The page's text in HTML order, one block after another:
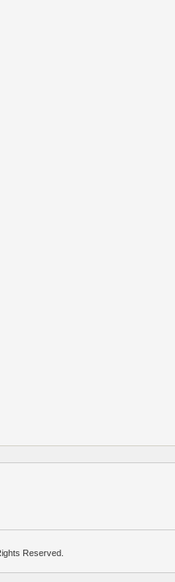
Reserved.